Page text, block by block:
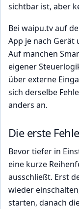
sichtbar ist, aber
Bei waipu.tv auf
App je nach
Auf manchen
eigener
über externe
sich derselbe
anders an.
Die erste
Bevor tiefer in
eine kurze
ausschließt. Erst
wieder
starten, danach